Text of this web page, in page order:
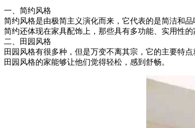
一、简约风格
简约风格是由极简主义演化而来，它代表的是简洁和
简约还体现在家具配饰上，那些具有多功能、实用性
二、田园风格
田园风格有很多种，但是万变不离其宗，它的主要特
田园风格的家能够让他们觉得轻松，感到舒畅。